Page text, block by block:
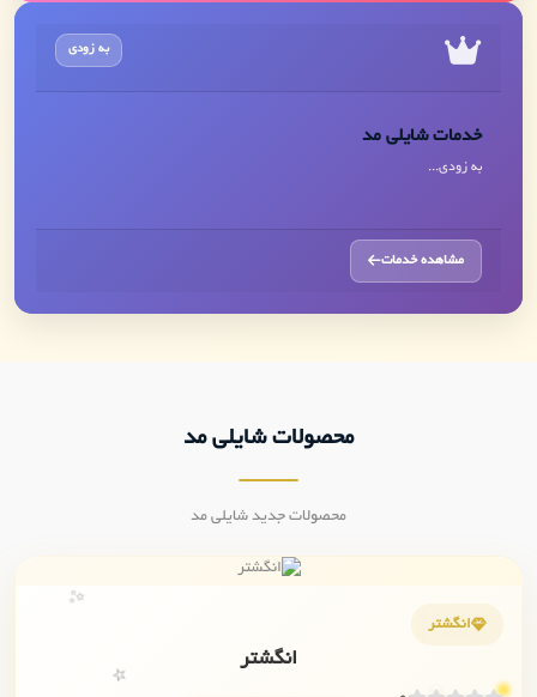
به زودی
خدمات شایلی مد
به زودی...
مشاهده خدمات
محصولات شایلی مد
محصولات جدید شایلی مد
انگشتر
انگشتر
✨
⭐